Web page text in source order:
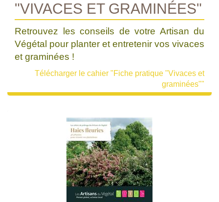
"VIVACES ET GRAMINÉES"
Retrouvez les conseils de votre Artisan du
Végétal pour planter et entretenir vos vivaces
et graminées !
Télécharger le cahier "Fiche pratique "Vivaces et
graminées""